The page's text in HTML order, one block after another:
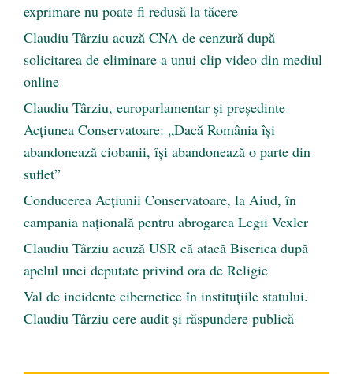
exprimare nu poate fi redusă la tăcere
Claudiu Târziu acuză CNA de cenzură după
solicitarea de eliminare a unui clip video din mediul
online
Claudiu Târziu, europarlamentar și președinte
Acțiunea Conservatoare: „Dacă România își
abandonează ciobanii, își abandonează o parte din
suflet”
Conducerea Acțiunii Conservatoare, la Aiud, în
campania națională pentru abrogarea Legii Vexler
Claudiu Târziu acuză USR că atacă Biserica după
apelul unei deputate privind ora de Religie
Val de incidente cibernetice în instituțiile statului.
Claudiu Târziu cere audit și răspundere publică